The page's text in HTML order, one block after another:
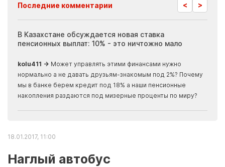
Последние комментарии < >
В Казахстане обсуждается новая ставка
пенсионных выплат: 10% - это ничтожно мало
kolu411 → Может управлять этими финансами нужно
нормально а не давать друзьям-знакомым под 2%? Почему
мы в банке берем кредит под 18% а наши пенсионные
накопления раздаются под мизерные проценты по миру?
18.01.2017, 11:00
Наглый автобус